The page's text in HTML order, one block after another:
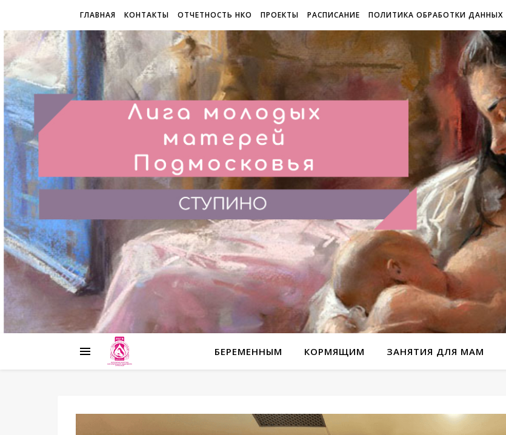
ГЛАВНАЯ КОНТАКТЫ ОТЧЕТНОСТЬ НКО ПРОЕКТЫ РАСПИСАНИЕ ПОЛИТИКА ОБРАБОТКИ ДАННЫХ
БЕРЕМЕННЫМ КОРМЯЩИМ ЗАНЯТИЯ ДЛЯ МАМ